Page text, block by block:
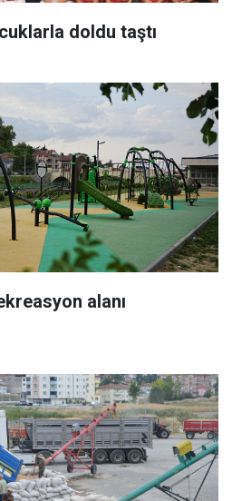
doldu taştı
alanı